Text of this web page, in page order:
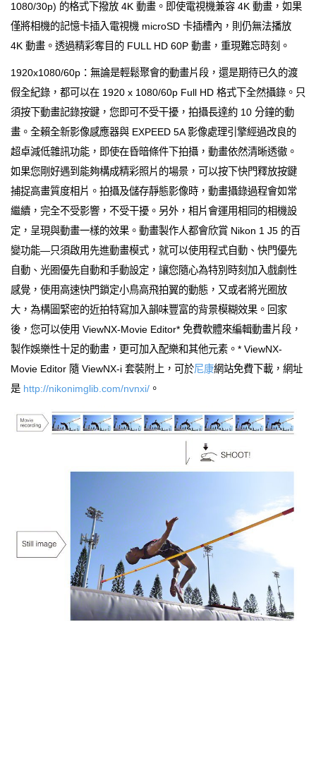
1080/30p) 的格式下撥放 4K 動畫。即使電視機兼容 4K 動畫，如果
僅將相機的記憶卡插入電視機 microSD 卡插槽內，則仍無法播放
4K 動畫。透過精彩奪目的 FULL HD 60P 動畫，重現難忘時刻。
1920x1080/60p：無論是輕鬆聚會的動畫片段，還是期待已久的渡
假全紀錄，都可以在 1920 x 1080/60p Full HD 格式下全然攝錄。只
須按下動畫記錄按鍵，您即可不受干擾，拍攝長達約 10 分鐘的動
畫。全賴全新影像感應器與 EXPEED 5A 影像處理引擎經過改良的
超卓減低雜訊功能，即使在昏暗條件下拍攝，動畫依然清晰透徹。
如果您剛好遇到能夠構成精彩照片的場景，可以按下快門釋放按鍵
捕捉高畫質度相片。拍攝及儲存靜態影像時，動畫攝錄過程會如常
繼續，完全不受影響，不受干擾。另外，相片會運用相同的相機設
定，呈現與動畫一樣的效果。動畫製作人都會欣賞 Nikon 1 J5 的百
變功能—只須啟用先進動畫模式，就可以使用程式自動、快門優先
自動、光圈優先自動和手動設定，讓您隨心為特別時刻加入戲劇性
感覺，使用高速快門鎖定小鳥高飛拍翼的動態，又或者將光圈放
大，為構圖緊密的近拍特寫加入韻味豐富的背景模糊效果。回家
後，您可以使用 ViewNX-Movie Editor* 免費軟體來編輯動畫片段，
製作娛樂性十足的動畫，更可加入配樂和其他元素。* ViewNX-
Movie Editor 隨 ViewNX-i 套裝附上，可於尼康網站免費下載，網址
是 http://nikonimglib.com/nvnxi/ 。